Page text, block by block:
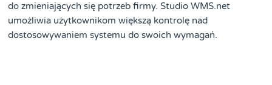
do zmieniających się potrzeb firmy. Studio WMS.net
umożliwia użytkownikom większą kontrolę nad
dostosowywaniem systemu do swoich wymagań.